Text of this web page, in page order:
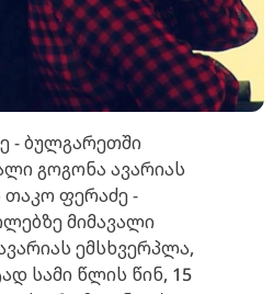
- ბულგარეთში
გოგონა ავარიას
ფერაძე -
მიმავალი
ემსხვერპლა,
სამი წლის წინ, 15